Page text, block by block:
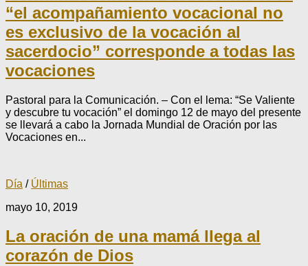
“el acompañamiento vocacional no
es exclusivo de la vocación al
sacerdocio” corresponde a todas las
vocaciones
Pastoral para la Comunicación. – Con el lema: “Se Valiente
y descubre tu vocación” el domingo 12 de mayo del presente
se llevará a cabo la Jornada Mundial de Oración por las
Vocaciones en...
Día / Últimas
mayo 10, 2019
La oración de una mamá llega al
corazón de Dios